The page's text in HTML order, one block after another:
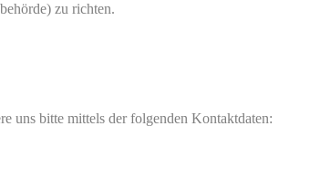
zu richten.
uns bitte mittels der folgenden Kontaktdaten: